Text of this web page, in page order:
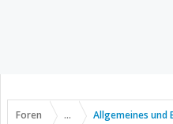
Foren ... Allgemeines und